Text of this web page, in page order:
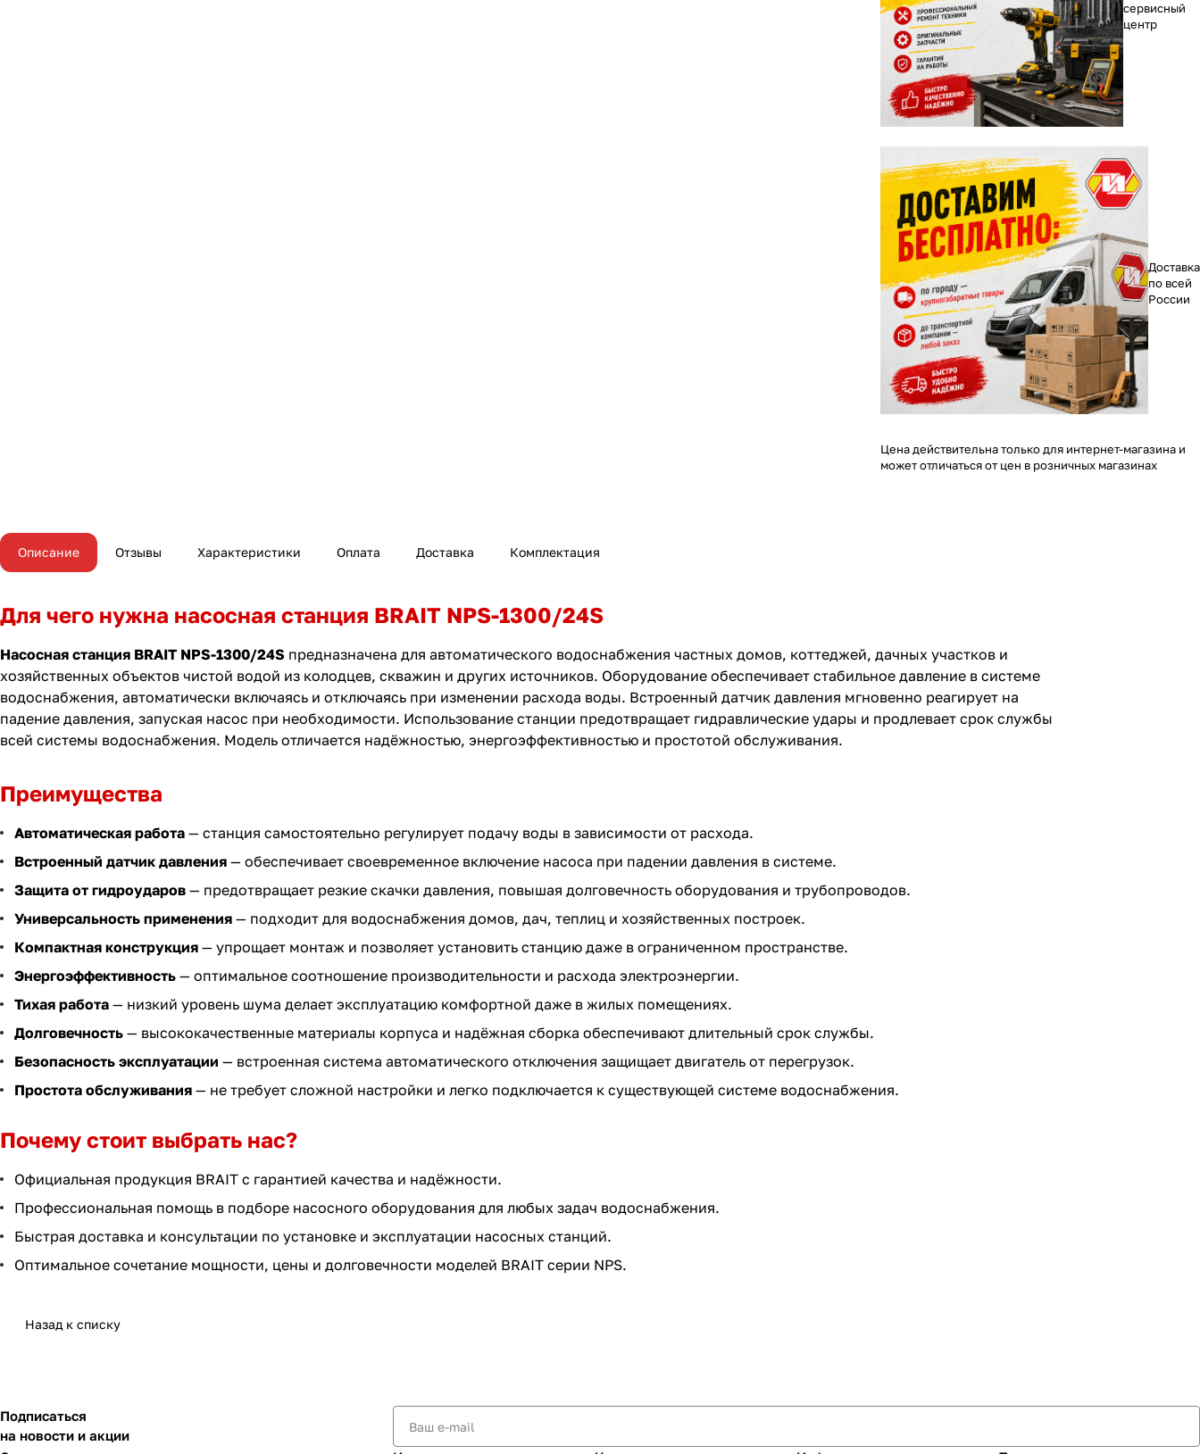
сервисный
центр
Доставка
по всей
России
Цена действительна только для интернет-магазина и
может отличаться от цен в розничных магазинах
Описание Отзывы Характеристики Оплата Доставка Комплектация
Для чего нужна насосная станция BRAIT NPS-1300/24S
Насосная станция BRAIT NPS-1300/24S предназначена для автоматического водоснабжения частных домов, коттеджей, дачных участков и
хозяйственных объектов чистой водой из колодцев, скважин и других источников. Оборудование обеспечивает стабильное давление в системе
водоснабжения, автоматически включаясь и отключаясь при изменении расхода воды. Встроенный датчик давления мгновенно реагирует на
падение давления, запуская насос при необходимости. Использование станции предотвращает гидравлические удары и продлевает срок службы
всей системы водоснабжения. Модель отличается надёжностью, энергоэффективностью и простотой обслуживания.
Преимущества
Автоматическая работа — станция самостоятельно регулирует подачу воды в зависимости от расхода.
Встроенный датчик давления — обеспечивает своевременное включение насоса при падении давления в системе.
Защита от гидроударов — предотвращает резкие скачки давления, повышая долговечность оборудования и трубопроводов.
Универсальность применения — подходит для водоснабжения домов, дач, теплиц и хозяйственных построек.
Компактная конструкция — упрощает монтаж и позволяет установить станцию даже в ограниченном пространстве.
Энергоэффективность — оптимальное соотношение производительности и расхода электроэнергии.
Тихая работа — низкий уровень шума делает эксплуатацию комфортной даже в жилых помещениях.
Долговечность — высококачественные материалы корпуса и надёжная сборка обеспечивают длительный срок службы.
Безопасность эксплуатации — встроенная система автоматического отключения защищает двигатель от перегрузок.
Простота обслуживания — не требует сложной настройки и легко подключается к существующей системе водоснабжения.
Почему стоит выбрать нас?
Официальная продукция BRAIT с гарантией качества и надёжности.
Профессиональная помощь в подборе насосного оборудования для любых задач водоснабжения.
Быстрая доставка и консультации по установке и эксплуатации насосных станций.
Оптимальное сочетание мощности, цены и долговечности моделей BRAIT серии NPS.
Назад к списку
Подписаться
на новости и акции